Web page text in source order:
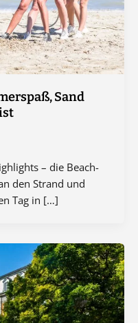
Sand
– die Beach-
den Strand und
Tag in […]